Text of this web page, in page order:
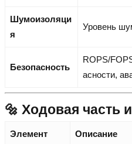
Шумоизоляци
я
Уровень
Безопасность
ROPS/
асности,
🔩 Ходовая часть
Элемент Описание